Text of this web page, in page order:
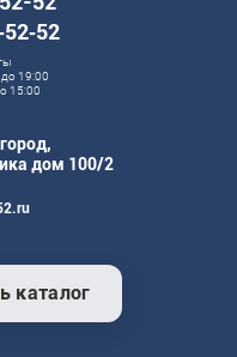
19:00
15:00
дом 100/2
каталог